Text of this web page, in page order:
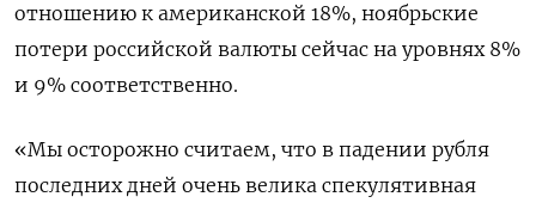
отношению к американской 18%, ноябрьские
потери российской валюты сейчас на уровнях 8%
и 9% соответственно.
«Мы осторожно считаем, что в падении рубля
последних дней очень велика спекулятивная